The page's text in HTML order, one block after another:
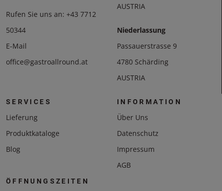
Rufen Sie uns an: +43 7712
50344
E-Mail
office@gastroallround.at
AUSTRIA
Niederlassung
Passauerstrasse 9
4780 Schärding
AUSTRIA
SERVICES
Lieferung
Produktkataloge
Blog
INFORMATION
Über Uns
Datenschutz
Impressum
AGB
ÖFFNUNGSZEITEN